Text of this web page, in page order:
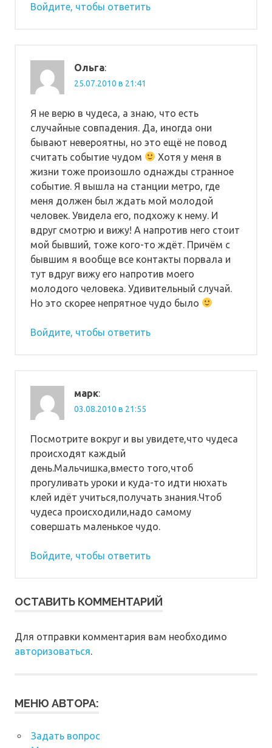
Войдите, чтобы ответить
Ольга:
25.07.2010 в 21:41
Я не верю в чудеса, а знаю, что есть
случайные совпадения. Да, иногда они
бывают невероятны, но это ещё не повод
считать событие чудом
Хотя у меня в
жизни тоже произошло однажды странное
событие. Я вышла на станции метро, где
меня должен был ждать мой молодой
человек. Увидела его, подхожу к нему. И
вдруг смотрю и вижу! А напротив него стоит
мой бывший, тоже кого-то ждёт. Причём с
бывшим я вообще все контакты порвала и
тут вдруг вижу его напротив моего
молодого человека. Удивительный случай.
Но это скорее непрятное чудо было
Войдите, чтобы ответить
марк:
03.08.2010 в 21:55
Посмотрите вокруг и вы увидете,что чудеса
происходят каждый
день.Мальчишка,вместо того,чтоб
прогуливать уроки и куда-то идти нюхать
клей идёт учиться,получать знания.Чтоб
чудеса происходили,надо самому
совершать маленькое чудо.
Войдите, чтобы ответить
ОСТАВИТЬ КОММЕНТАРИЙ
Для отправки комментария вам необходимо
авторизоваться.
МЕНЮ АВТОРА:
Задать вопрос